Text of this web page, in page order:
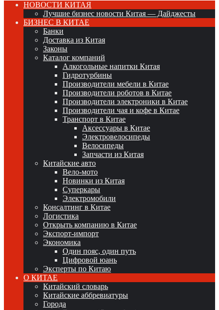
НОВОСТИ КИТАЯ
Лучшие бизнес новости Китая — Дайджесты
БИЗНЕС В КИТАЕ
Банки
Доставка из Китая
Законы
Каталог компаний
Алкогольные напитки Китая
Гидротурбины
Производители мебели в Китае
Производители роботов в Китае
Производители электроники в Китае
Производители чая и кофе в Китае
Транспорт в Китае
Аксессуары в Китае
Электровелосипеды
Велосипеды
Запчасти из Китая
Китайские авто
Вело-мото
Новинки из Китая
Суперкары
Электромобили
Консалтинг в Китае
Логистика
Открыть компанию в Китае
Экспорт-импорт
Экономика
Один пояс, один путь
Цифровой юань
Эксперты по Китаю
О КИТАЕ
Китайский словарь
Китайские аббревиатуры
Города